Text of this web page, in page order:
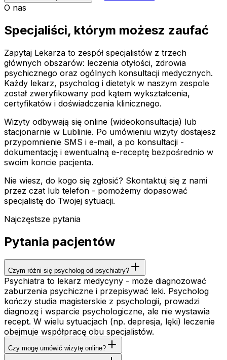
O nas
Specjaliści, którym możesz zaufać
Zapytaj Lekarza to zespół specjalistów z trzech
głównych obszarów: leczenia otyłości, zdrowia
psychicznego oraz ogólnych konsultacji medycznych.
Każdy lekarz, psycholog i dietetyk w naszym zespole
został zweryfikowany pod kątem wykształcenia,
certyfikatów i doświadczenia klinicznego.
Wizyty odbywają się online (wideokonsultacja) lub
stacjonarnie w Lublinie. Po umówieniu wizyty dostajesz
przypomnienie SMS i e-mail, a po konsultacji -
dokumentację i ewentualną e-receptę bezpośrednio w
swoim koncie pacjenta.
Nie wiesz, do kogo się zgłosić? Skontaktuj się z nami
przez czat lub telefon - pomożemy dopasować
specjalistę do Twojej sytuacji.
Najczęstsze pytania
Pytania pacjentów
Czym różni się psycholog od psychiatry?
Psychiatra to lekarz medycyny - może diagnozować
zaburzenia psychiczne i przepisywać leki. Psycholog
kończy studia magisterskie z psychologii, prowadzi
diagnozę i wsparcie psychologiczne, ale nie wystawia
recept. W wielu sytuacjach (np. depresja, lęki) leczenie
obejmuje współpracę obu specjalistów.
Czy mogę umówić wizytę online?